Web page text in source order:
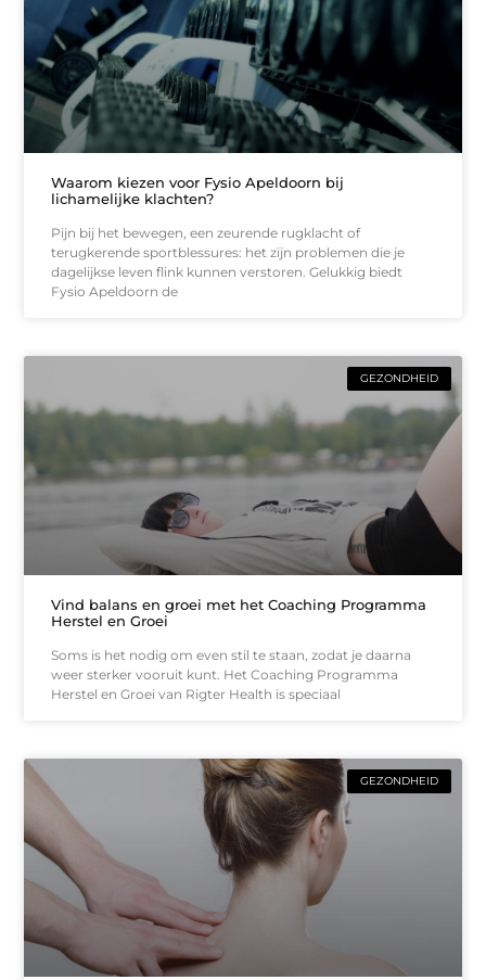
Waarom kiezen voor Fysio Apeldoorn bij
lichamelijke klachten?
Pijn bij het bewegen, een zeurende rugklacht of
terugkerende sportblessures: het zijn problemen die je
dagelijkse leven flink kunnen verstoren. Gelukkig biedt
Fysio Apeldoorn de
GEZONDHEID
Vind balans en groei met het Coaching Programma
Herstel en Groei
Soms is het nodig om even stil te staan, zodat je daarna
weer sterker vooruit kunt. Het Coaching Programma
Herstel en Groei van Rigter Health is speciaal
GEZONDHEID